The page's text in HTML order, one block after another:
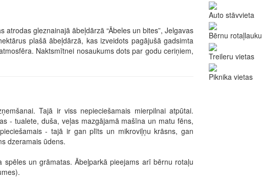
gleznainajā ābeļdārzā “Ābeles un bites”, Jelgavas
plašā ābeļdārzā, kas izveidots pagājušā gadsimta
Naktsmītnei nosaukums dots par godu ceriņiem,
Tajā ir viss nepieciešamais mierpilnai atpūtai.
- tualete, duša, veļas mazgājamā mašīna un matu fēns,
- tajā ir gan plīts un mikroviļņu krāsns, gan
dzeramais ūdens.
spēles un grāmatas. Ābeļparkā pieejams arī bērnu rotaļu
Auto stāvvieta
Bērnu
Treileru vietas
Piknika vietas